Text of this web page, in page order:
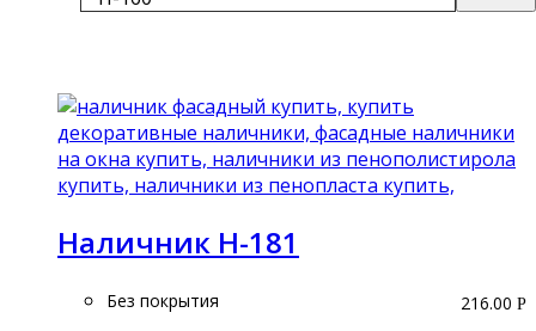
Наличник Н-181
Без покрытия
216.00 Р